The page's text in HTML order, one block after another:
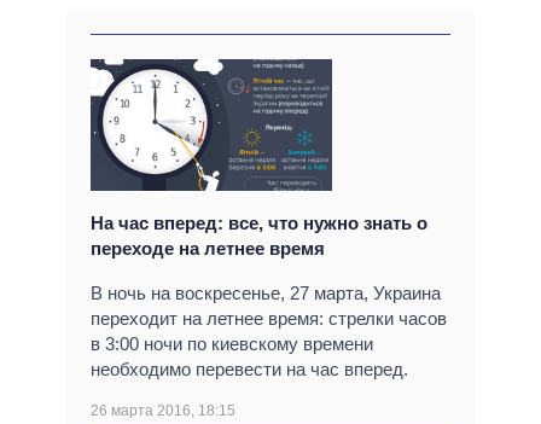
На час вперед: все, что нужно знать о
переходе на летнее время
В ночь на воскресенье, 27 марта, Украина
переходит на летнее время: стрелки часов
в 3:00 ночи по киевскому времени
необходимо перевести на час вперед.
26 марта 2016, 18:15